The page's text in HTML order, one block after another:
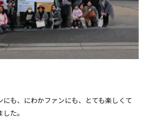
にも、にわかファンにも、とても楽しくて
た。